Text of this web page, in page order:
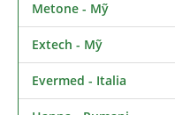
Metone - Mỹ
Extech - Mỹ
Evermed - Italia